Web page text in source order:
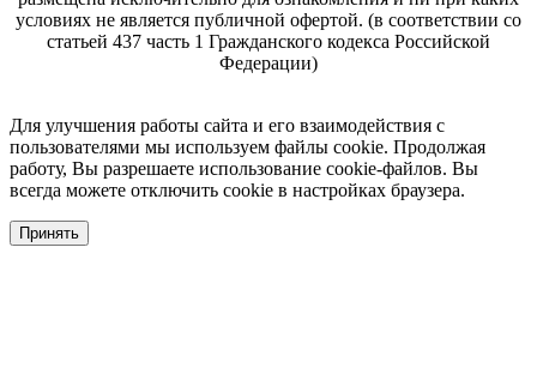
условиях не является публичной офертой. (в соответствии со
статьей 437 часть 1 Гражданского кодекса Российской
Федерации)
Для улучшения работы сайта и его взаимодействия с
пользователями мы используем файлы cookie. Продолжая
работу, Вы разрешаете использование cookie-файлов. Вы
всегда можете отключить cookie в настройках браузера.
Принять